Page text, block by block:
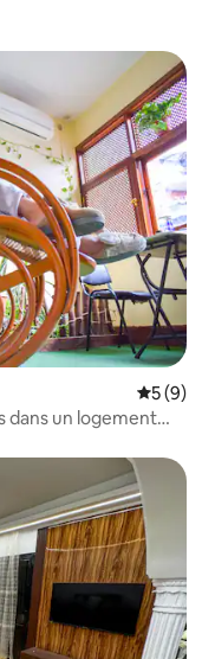
aimés
Note
5 (9)
dans un logement